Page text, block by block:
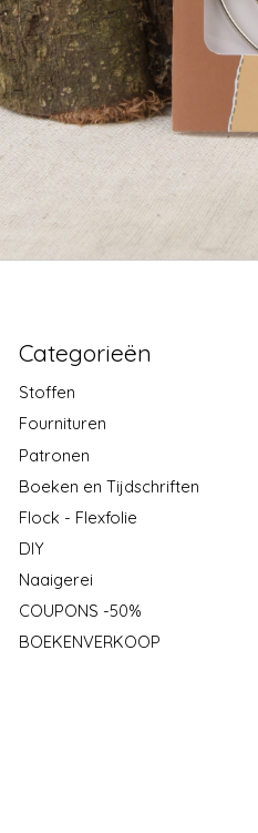
Categorieën
Stoffen
Fournituren
Patronen
Boeken en Tijdschriften
Flock - Flexfolie
DIY
Naaigerei
COUPONS -50%
BOEKENVERKOOP